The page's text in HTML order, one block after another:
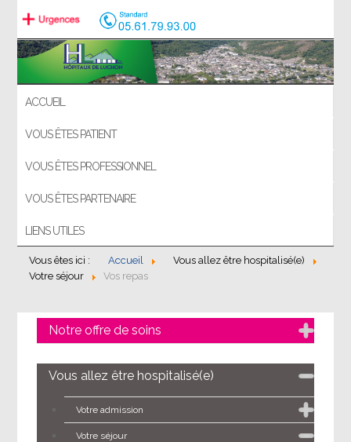
ACCUEIL
VOUS ÊTES PATIENT
VOUS ÊTES PROFESSIONNEL
VOUS ÊTES PARTENAIRE
LIENS UTILES
Vous êtes ici : Accueil
Vous allez être hospitalisé(e)
Votre séjour
Vos repas
Notre offre de soins
Vous allez être hospitalisé(e)
Votre admission
Votre séjour